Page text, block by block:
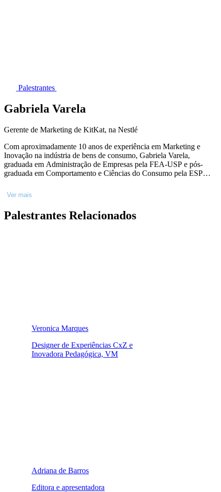
Palestrantes
Gabriela Varela
Gerente de Marketing de KitKat, na Nestlé
Com aproximadamente 10 anos de experiência em Marketing e
Inovação na indústria de bens de consumo, Gabriela Varela,
graduada em Administração de Empresas pela FEA-USP e pós-
graduada em Comportamento e Ciências do Consumo pela ESPM,
Brasil, por meio de novos produtos, estratégias de comunicação e
experiências para o público. Liderou a entrega de grandes
Brasileiro de League of Legends e os festivais Rock in Rio e The
Ver mais
Palestrantes Relacionados
Veronica Marques
Designer de Experiências CxZ e
Inovadora Pedagógica, VM
Adriana de Barros
Editora e apresentadora